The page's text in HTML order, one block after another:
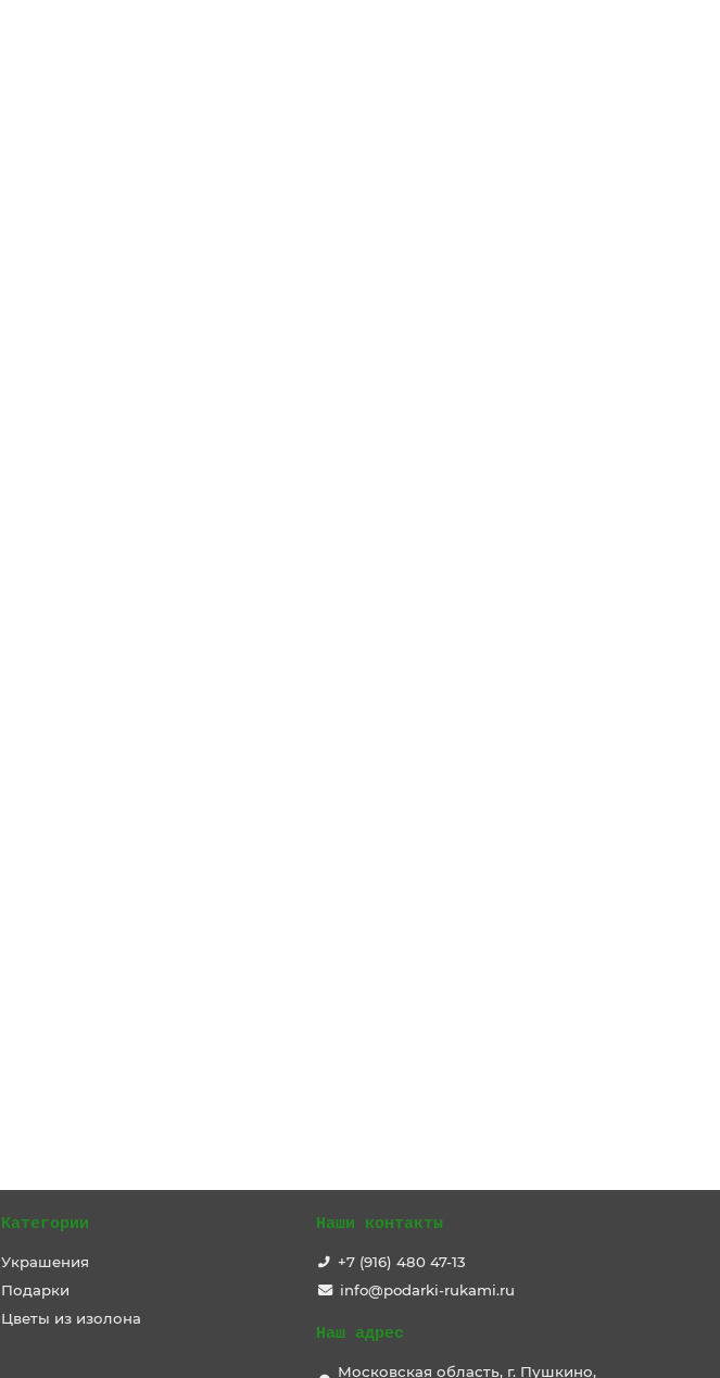
Категории
Украшения
Подарки
Цветы из изолона
Наши контакты
+7 (916) 480 47-13
info@podarki-rukami.ru
Наш адрес
Московская область, г. Пушкино,